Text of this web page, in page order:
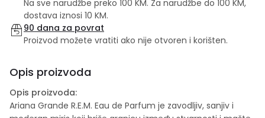
Na sve narudžbe preko 100 KM. Za narudžbe do 100 KM,
dostava iznosi 10 KM.
90 dana za povrat
Proizvod možete vratiti ako nije otvoren i korišten.
Opis proizvoda
Opis proizvoda:
Ariana Grande R.E.M. Eau de Parfum je zavodljiv, sanjiv i